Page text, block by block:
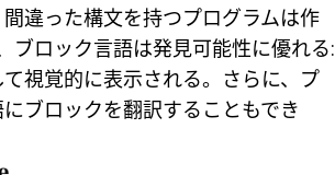
違った構文を持つプログラムは作
ブロック言語は発見可能性に優れる:
視覚的に表示される。さらに、プ
ブロックを翻訳することもでき